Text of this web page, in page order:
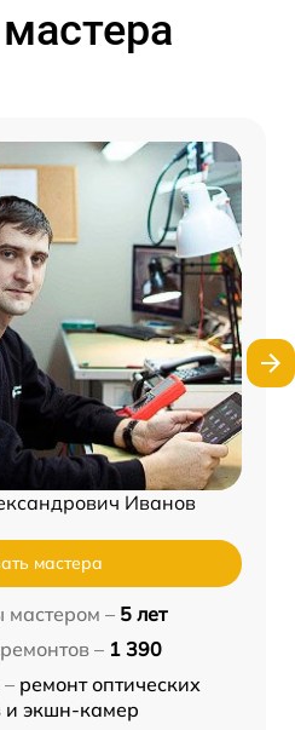
Иванов
мастера
мастером – 5 лет
– 1 390
ремонт оптических
и экшн-камер